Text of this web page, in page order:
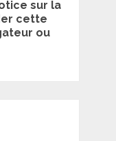
sur la
cette
ou